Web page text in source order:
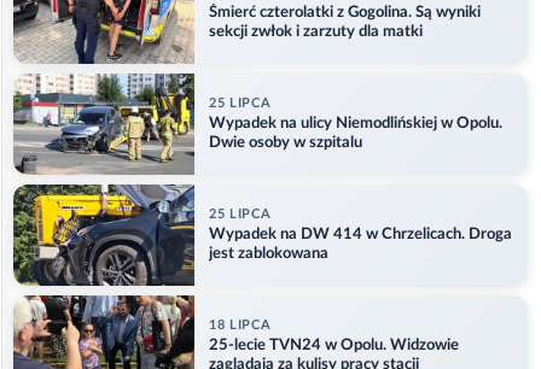
Śmierć czterolatki z Gogolina. Są wyniki
sekcji zwłok i zarzuty dla matki
25 LIPCA
Wypadek na ulicy Niemodlińskiej w Opolu.
Dwie osoby w szpitalu
25 LIPCA
Wypadek na DW 414 w Chrzelicach. Droga
jest zablokowana
18 LIPCA
25-lecie TVN24 w Opolu. Widzowie
zaglądają za kulisy pracy stacji